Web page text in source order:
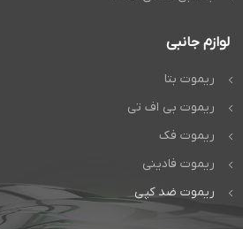
لوازم جانبی
ریموت بتا
ریموت بی اف تی
ریموت فک
ریموت فادینی
ریموت ضد کپی